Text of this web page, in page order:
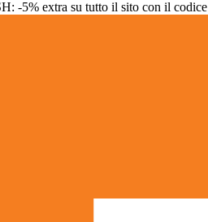
-5% extra su tutto il sito con il codice